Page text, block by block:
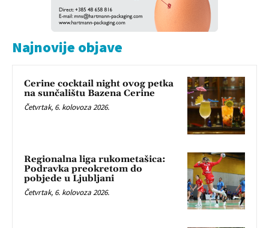
Najnovije objave
Cerine cocktail night ovog petka
na sunčalištu Bazena Cerine
Četvrtak, 6. kolovoza 2026.
Regionalna liga rukometašica:
Podravka preokretom do
pobjede u Ljubljani
Četvrtak, 6. kolovoza 2026.